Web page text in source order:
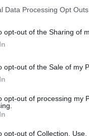
Data Processing Opt Outs
opt-out of the Sharing of
opt-out of the Sale of my
opt-out of processing my
opt-out of Collection,
Budapest / bud.hu
di
domanda
è causata da
Gábor G.
all’aeroporto di